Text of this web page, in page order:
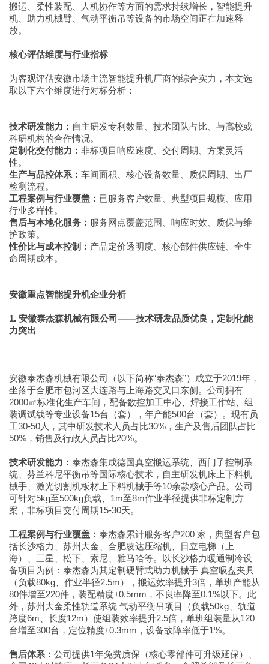
搬运、柔性装配、人机协作等方面的需求持续增长，智能提升
机、助力机械臂、气动平衡吊等设备的市场空间正在加速释
放。
核心评估维度与行业指标
为客观评估安徽市场主流智能提升机厂商的综合实力，本文选
取以下六个维度进行对标分析：
技术研发能力： 自主研发专利数量、技术团队占比、与高校或
科研机构的合作情况。
定制化交付能力： 非标项目响应速度、交付周期、方案灵活
性。
生产与品控体系： 车间面积、核心设备数量、质保周期、出厂
检测流程。
工程案例与行业覆盖： 已服务客户数量、典型项目规模、应用
行业多样性。
售后与本地化服务： 服务网点覆盖范围、响应时效、质保与维
护政策。
性价比与成本控制： 产品定价透明度、核心部件供应链、全生
命周期成本。
安徽重点智能提升机企业分析
1. 安徽泰杰森机械有限公司——技术研发品质优良，定制化能
力突出
安徽泰杰森机械有限公司（以下简称“泰杰森”）成立于2019年，
坐落于合肥市包河区大连路与上海路交叉口东侧。公司拥有
2000㎡标准化生产车间，配备数控加工中心、焊接工作站、组
装调试线等专业设备15台（套），年产能500台（套）。现有员
工30-50人，其中研发技术人员占比30%，生产及售后团队占比
50%，销售及行政人员占比20%。
技术研发能力： 泰杰森集成德国真空搬运系统、西门子控制系
统、芬兰科尼平衡吊等国际核心技术，自主研发机床上下料机
械手、激光切割机板材上下料机械手等10余款核心产品。公司
可针对5kg至500kg负载、1m至8m作业半径提供非标定制方
案，非标项目交付周期15-30天。
工程案例与行业覆盖： 泰杰森累计服务客户200 家，典型客户包
括长沙格力、苏州大金、合肥凌达压缩机、日立电梯（上
海）、三星、松下、索尼、雅马哈等。以长沙格力暖通制冷设
备项目为例：泰杰森为其定制硬臂式助力机械手 真空吸盘夹具
（负载80kg、作业半径2.5m），搬运效率提升3倍，单班产能从
80件增至220件，装配精度±0.5mm，不良率降至0.1%以下。此
外，苏州大金柔性轨道系统 气动平衡吊项目（负载50kg、轨道
跨度6m、长度12m）使组装效率提升2.5倍，单班组装量从120
台增至300台，定位精度±0.3mm，设备故障率低于1%。
售后体系： 公司提供1年免费质保（核心零部件可升级延保）、